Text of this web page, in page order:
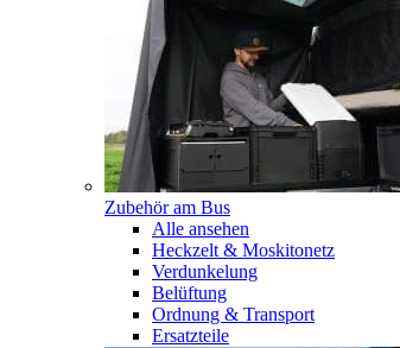
Zubehör am Bus
Alle ansehen
Heckzelt & Moskitonetz
Verdunkelung
Belüftung
Ordnung & Transport
Ersatzteile